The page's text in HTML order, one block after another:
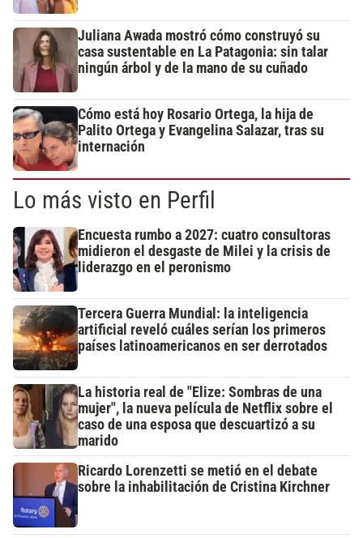
Juliana Awada mostró cómo construyó su
casa sustentable en La Patagonia: sin talar
ningún árbol y de la mano de su cuñado
Cómo está hoy Rosario Ortega, la hija de
Palito Ortega y Evangelina Salazar, tras su
internación
Lo más visto en Perfil
Encuesta rumbo a 2027: cuatro consultoras
midieron el desgaste de Milei y la crisis de
liderazgo en el peronismo
Tercera Guerra Mundial: la inteligencia
artificial reveló cuáles serían los primeros
países latinoamericanos en ser derrotados
La historia real de "Elize: Sombras de una
mujer", la nueva película de Netflix sobre el
caso de una esposa que descuartizó a su
marido
Ricardo Lorenzetti se metió en el debate
sobre la inhabilitación de Cristina Kirchner